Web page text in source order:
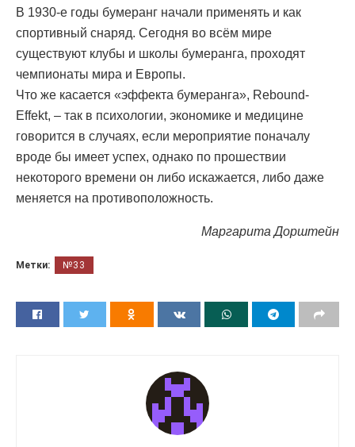
В 1930-е годы бумеранг начали применять и как
спортивный снаряд. Сегодня во всём мире
существуют клубы и школы бумеранга, проходят
чемпионаты мира и Европы.
Что же касается «эффекта бумеранга», Rebound-
Effekt, – так в психологии, экономике и медицине
говорится в случаях, если мероприятие поначалу
вроде бы имеет успех, однако по прошествии
некоторого времени он либо искажается, либо даже
меняется на противоположность.
Маргарита Дорштейн
Метки: №33